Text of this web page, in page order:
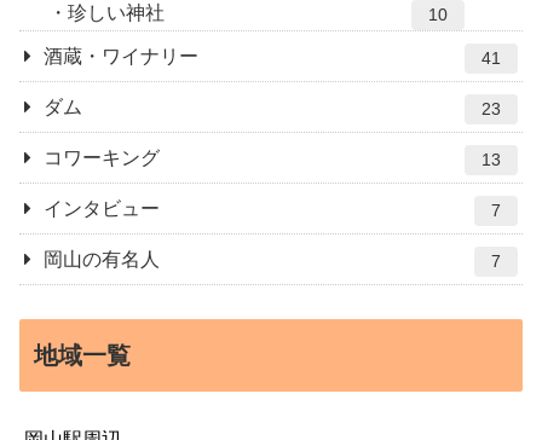
珍しい神社 10
酒蔵・ワイナリー 41
ダム 23
コワーキング 13
インタビュー 7
岡山の有名人 7
地域一覧